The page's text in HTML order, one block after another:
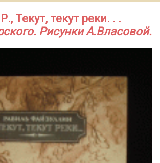
Текут, текут реки. . .
Рисунки А.Власовой.